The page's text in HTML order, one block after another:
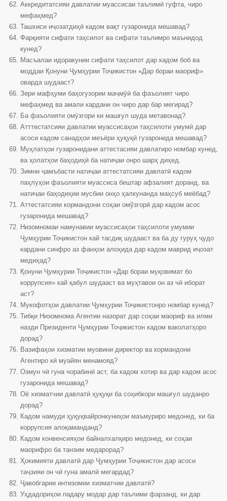
Аккредитатсияи давлатии муассисаи таълимӣ гуфта, чиро
мефаҳмед?
Ташхиси иҷозатдиҳӣ кадом вақт гузаронида мешавад?
Фарқияти сифати таҳсилот ва сифати таълимро маънидод
кунед?
Масъалаи идоракунии сифати таҳсилот дар кадом боб ва
моддаи Қонуни Ҷумҳурии Тоҷикистон «Дар бораи маориф»
оварда шудааст?
Зери мафҳуми баҳогузории маҷмӯӣ ба фаъолият чиро
мефаҳмед ва амали кардани он чиро дар бар мегирад?
Ба фаъолияти омӯзгори ки машғул шуда метавонад?
Атттестатсияи давлатии муассисаҳои таҳсилоти умумӣ дар
асоси кадом санадҳои меъёри ҳуқуқӣ гузаронида мешавад?
Муҳлатҳои гузаронидани аттестасияи давлатиро номбар кунед,
ва ҳолатҳои баҳодиҳӣ ба натиҷаи онро шарҳ диҳед.
Зимни ҷамъбасти натиҷаи аттестатсияи давлатӣ кадом
паҳлуҳои фаъолияти муассиса бештар афзалият доранд, ва
натиҷаи баҳодиҳии мусбии онҳо ҳалкунанда маҳсуб меёбад?
Аттестатсияи кормандони соҳаи омўзгорӣ дар кадом асос
гузаронида мешавад?
Низомномаи намунавии муассисаҳои таҳсилоти умумии
Ҷумҳурии Тоҷикистон кай тасдиқ шудааст ва ба ду гуруҳ ҷудо
кардани синфро аз фанҳои алоҳида дар кадом маврид иҷозат
медиҳад?
Қонуни Ҷумҳурии Тоҷикистон «Дар бораи муқовимат бо
коррупсия» кай қабул шудааст ва муҳтавои он аз чӣ иборат
аст?
Мукофотҳои давлатии Ҷумҳурии Тоҷикистонро номбар кунед?
Тибқи Низомнома Агентии назорат дар соҳаи маориф ва илми
назди Президенти Ҷумҳурии Тоҷикистон кадом ваколатҳоро
дорад?
Вазифаҳои хизматии муовини директор ва кормандони
Агентиро кӣ муайян менамояд?
Озмун чӣ гуна чорабинӣ аст, ба кадом хотир ва дар кадом асос
гузаронида мешавад?
Оё хизматчии давлатӣ ҳуқуқи ба соҳибкори машғул шуданро
дорад?
Кадом намуди ҳуқуқвайронкуниҳои маъмуриро медонед, ки ба
коррупсия алоқаманданд?
Кадом конвенсияҳои байналхалқиро медонед, ки соҳаи
маорифро ба танзим медарорад?
Ҳокимияти давлатӣ дар Ҷумҳурии Тоҷикистон дар асоси
таҷзияи он чӣ гуна амалӣ мегардад?
Ҷавобгарии интизомии хизматчии давлатӣ?
Уҳдадориҳои падару модар дар таълими фарзанд, ки дар